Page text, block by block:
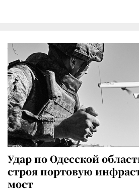
Удар по Одесской
строя портовую
мост